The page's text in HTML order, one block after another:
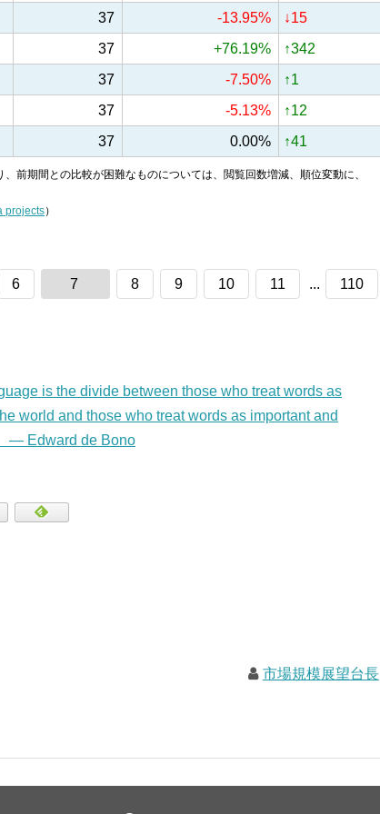
37 -13.95%
↓15
37 +76.19%
↑342
37 -7.50%
↑1
37 -5.13%
↑12
37 0.00% ↑41
前期間との比較が困難なものについては、閲覧回数増減、順位変動に、
projects）
6 7 8 9 10 11 ... 110
is the divide between those who treat words as
world and those who treat words as important and
— Edward de Bono
市場規模展望台長